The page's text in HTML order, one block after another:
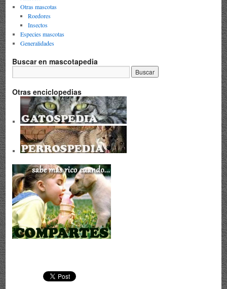
Otras mascotas
Roedores
Insectos
Especies mascotas
Generalidades
Buscar en mascotapedia
Otras enciclopedias